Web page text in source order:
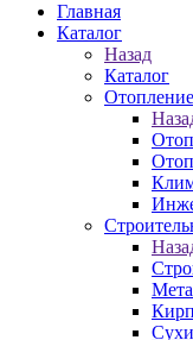
Главная
Каталог
Назад
Каталог